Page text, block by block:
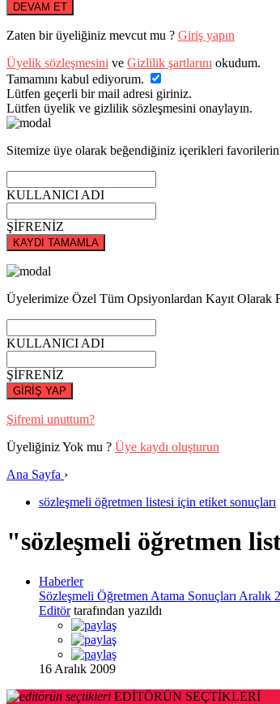
DEVAM ET
Zaten bir üyeliğiniz mevcut mu ? Giriş yapın
Üyelik sözleşmesini ve Gizlilik şartlarını okudum.
Tamamını kabul ediyorum.
Lütfen geçerli bir mail adresi giriniz.
Lütfen üyelik ve gizlilik sözleşmesini onaylayın.
Sitemize üye olarak beğendiğiniz içerikleri
KULLANICI ADI
ŞİFRENİZ
KAYDI TAMAMLA
Üyelerimize Özel Tüm Opsiyonlardan Kayıt Olarak
KULLANICI ADI
ŞİFRENİZ
GİRİŞ YAP
Şifremi unuttum?
Üyeliğiniz Yok mu ? Üye kaydı oluşturun
Ana Sayfa ›
sözleşmeli öğretmen listesi için etiket sonuçları
"sözleşmeli öğretmen
Haberler
Sözleşmeli Öğretmen Atama Sonuçları Aralık
Editörtarafından yazıldı
16 Aralık 2009
EDİTÖRÜN SEÇTİKLERİ